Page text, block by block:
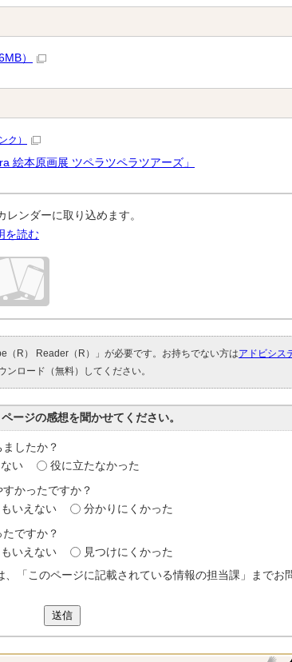
）
ク）
絵本原画展 ツペラツペラツアーズ」
ンダーに取り込めます。
を読む
（R） Reader（R）」が必要です。お持ちでない方はアドビシス
ンロード（無料）してください。
ージの感想を聞かせてください。
したか？
い 役に立たなかった
かったですか？
いえない 分かりにくかった
ですか？
いえない
見つけにくかった
「このページに記載されている情報の担当課」までお
送信